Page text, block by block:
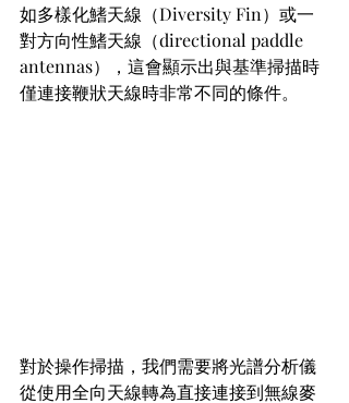
如多樣化鰭天線（Diversity Fin）或一
對方向性鰭天線（directional paddle
antennas），這會顯示出與基準掃描時
僅連接鞭狀天線時非常不同的條件。
對於操作掃描，我們需要將光譜分析儀
從使用全向天線轉為直接連接到無線麥